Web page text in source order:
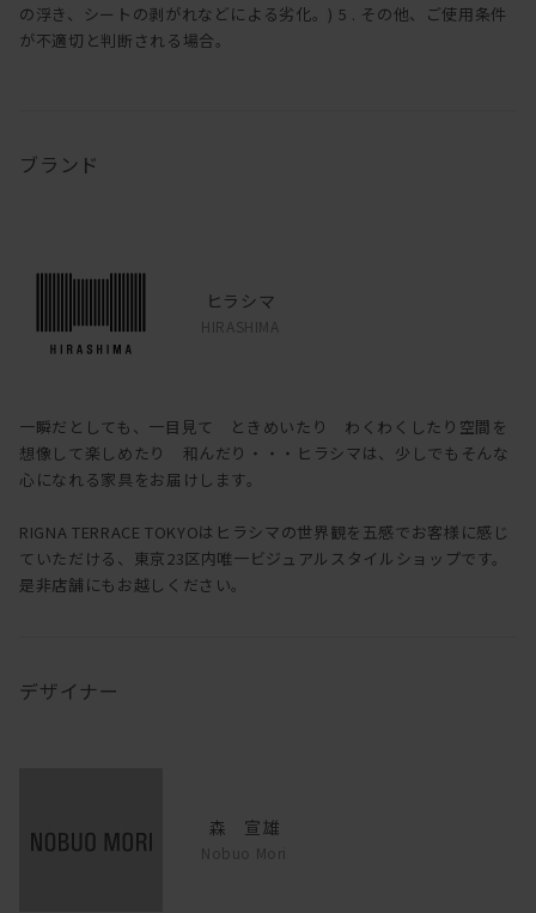
の浮き、シートの剥がれなどによる劣化。) 5 . その他、ご使用条件
が不適切と判断される場合。
ブランド
ヒラシマ
HIRASHIMA
一瞬だとしても、一目見て ときめいたり わくわくしたり空間を
想像して楽しめたり 和んだり・・・ヒラシマは、少しでもそんな
心になれる家具をお届けします。
RIGNA TERRACE TOKYOはヒラシマの世界観を五感でお客様に感じ
ていただける、東京23区内唯一ビジュアルスタイルショップです。
是非店舗にもお越しください。
デザイナー
森 宣雄
Nobuo Mori